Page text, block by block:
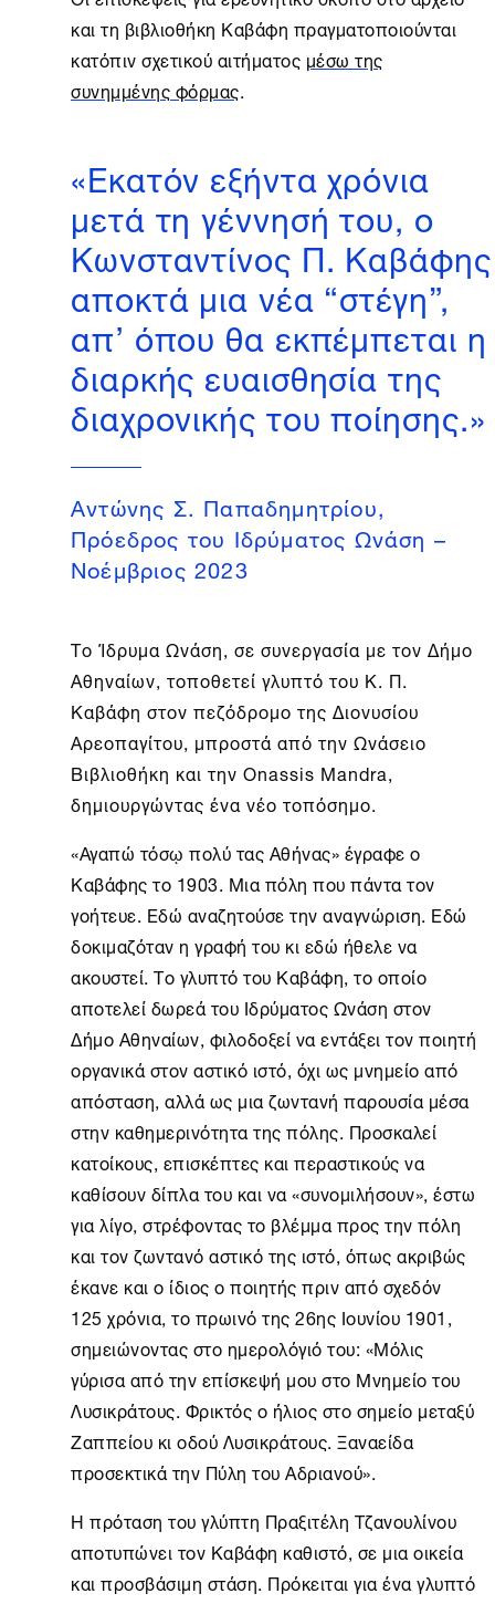
και τη βιβλιοθήκη Καβάφη πραγματοποιούνται
κατόπιν σχετικού αιτήματος μέσω της
συνημμένης φόρμας.
«Εκατόν εξήντα χρόνια
μετά τη γέννησή του, ο
Κωνσταντίνος Π. Καβάφης
αποκτά μια νέα “στέγη”,
απ’ όπου θα εκπέμπεται η
διαρκής ευαισθησία της
διαχρονικής του ποίησης.»
Aντώνης Σ. Παπαδημητρίου,
Πρόεδρος του Ιδρύματος Ωνάση –
Nοέμβριος 2023
Το Ίδρυμα Ωνάση, σε συνεργασία με τον Δήμο
Αθηναίων, τοποθετεί γλυπτό του Κ. Π.
Καβάφη στον πεζόδρομο της Διονυσίου
Αρεοπαγίτου, μπροστά από την Ωνάσειο
Βιβλιοθήκη και την Onassis Mandra,
δημιουργώντας ένα νέο τοπόσημο.
«Αγαπώ τόσῳ πολύ τας Αθήνας» έγραφε ο
Καβάφης το 1903. Μια πόλη που πάντα τον
γοήτευε. Εδώ αναζητούσε την αναγνώριση. Εδώ
δοκιμαζόταν η γραφή του κι εδώ ήθελε να
ακουστεί. Το γλυπτό του Καβάφη, το οποίο
αποτελεί δωρεά του Ιδρύματος Ωνάση στον
Δήμο Αθηναίων, φιλοδοξεί να εντάξει τον ποιητή
οργανικά στον αστικό ιστό, όχι ως μνημείο από
απόσταση, αλλά ως μια ζωντανή παρουσία μέσα
στην καθημερινότητα της πόλης. Προσκαλεί
κατοίκους, επισκέπτες και περαστικούς να
καθίσουν δίπλα του και να «συνομιλήσουν», έστω
για λίγο, στρέφοντας το βλέμμα προς την πόλη
και τον ζωντανό αστικό της ιστό, όπως ακριβώς
έκανε και ο ίδιος ο ποιητής πριν από σχεδόν
125 χρόνια, το πρωινό της 26ης Ιουνίου 1901,
σημειώνοντας στο ημερολόγιό του: «Μόλις
γύρισα από την επίσκεψή μου στο Μνημείο του
Λυσικράτους. Φρικτός ο ήλιος στο σημείο μεταξύ
Ζαππείου κι οδού Λυσικράτους. Ξαναείδα
προσεκτικά την Πύλη του Αδριανού».
Η πρόταση του γλύπτη Πραξιτέλη Τζανουλίνου
αποτυπώνει τον Καβάφη καθιστό, σε μια οικεία
και προσβάσιμη στάση. Πρόκειται για ένα γλυπτό